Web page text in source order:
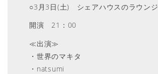
○3月3日(土) シェアハウスのラウンジ
開演 21：00
≪出演≫
・世界のマキタ
・natsumi